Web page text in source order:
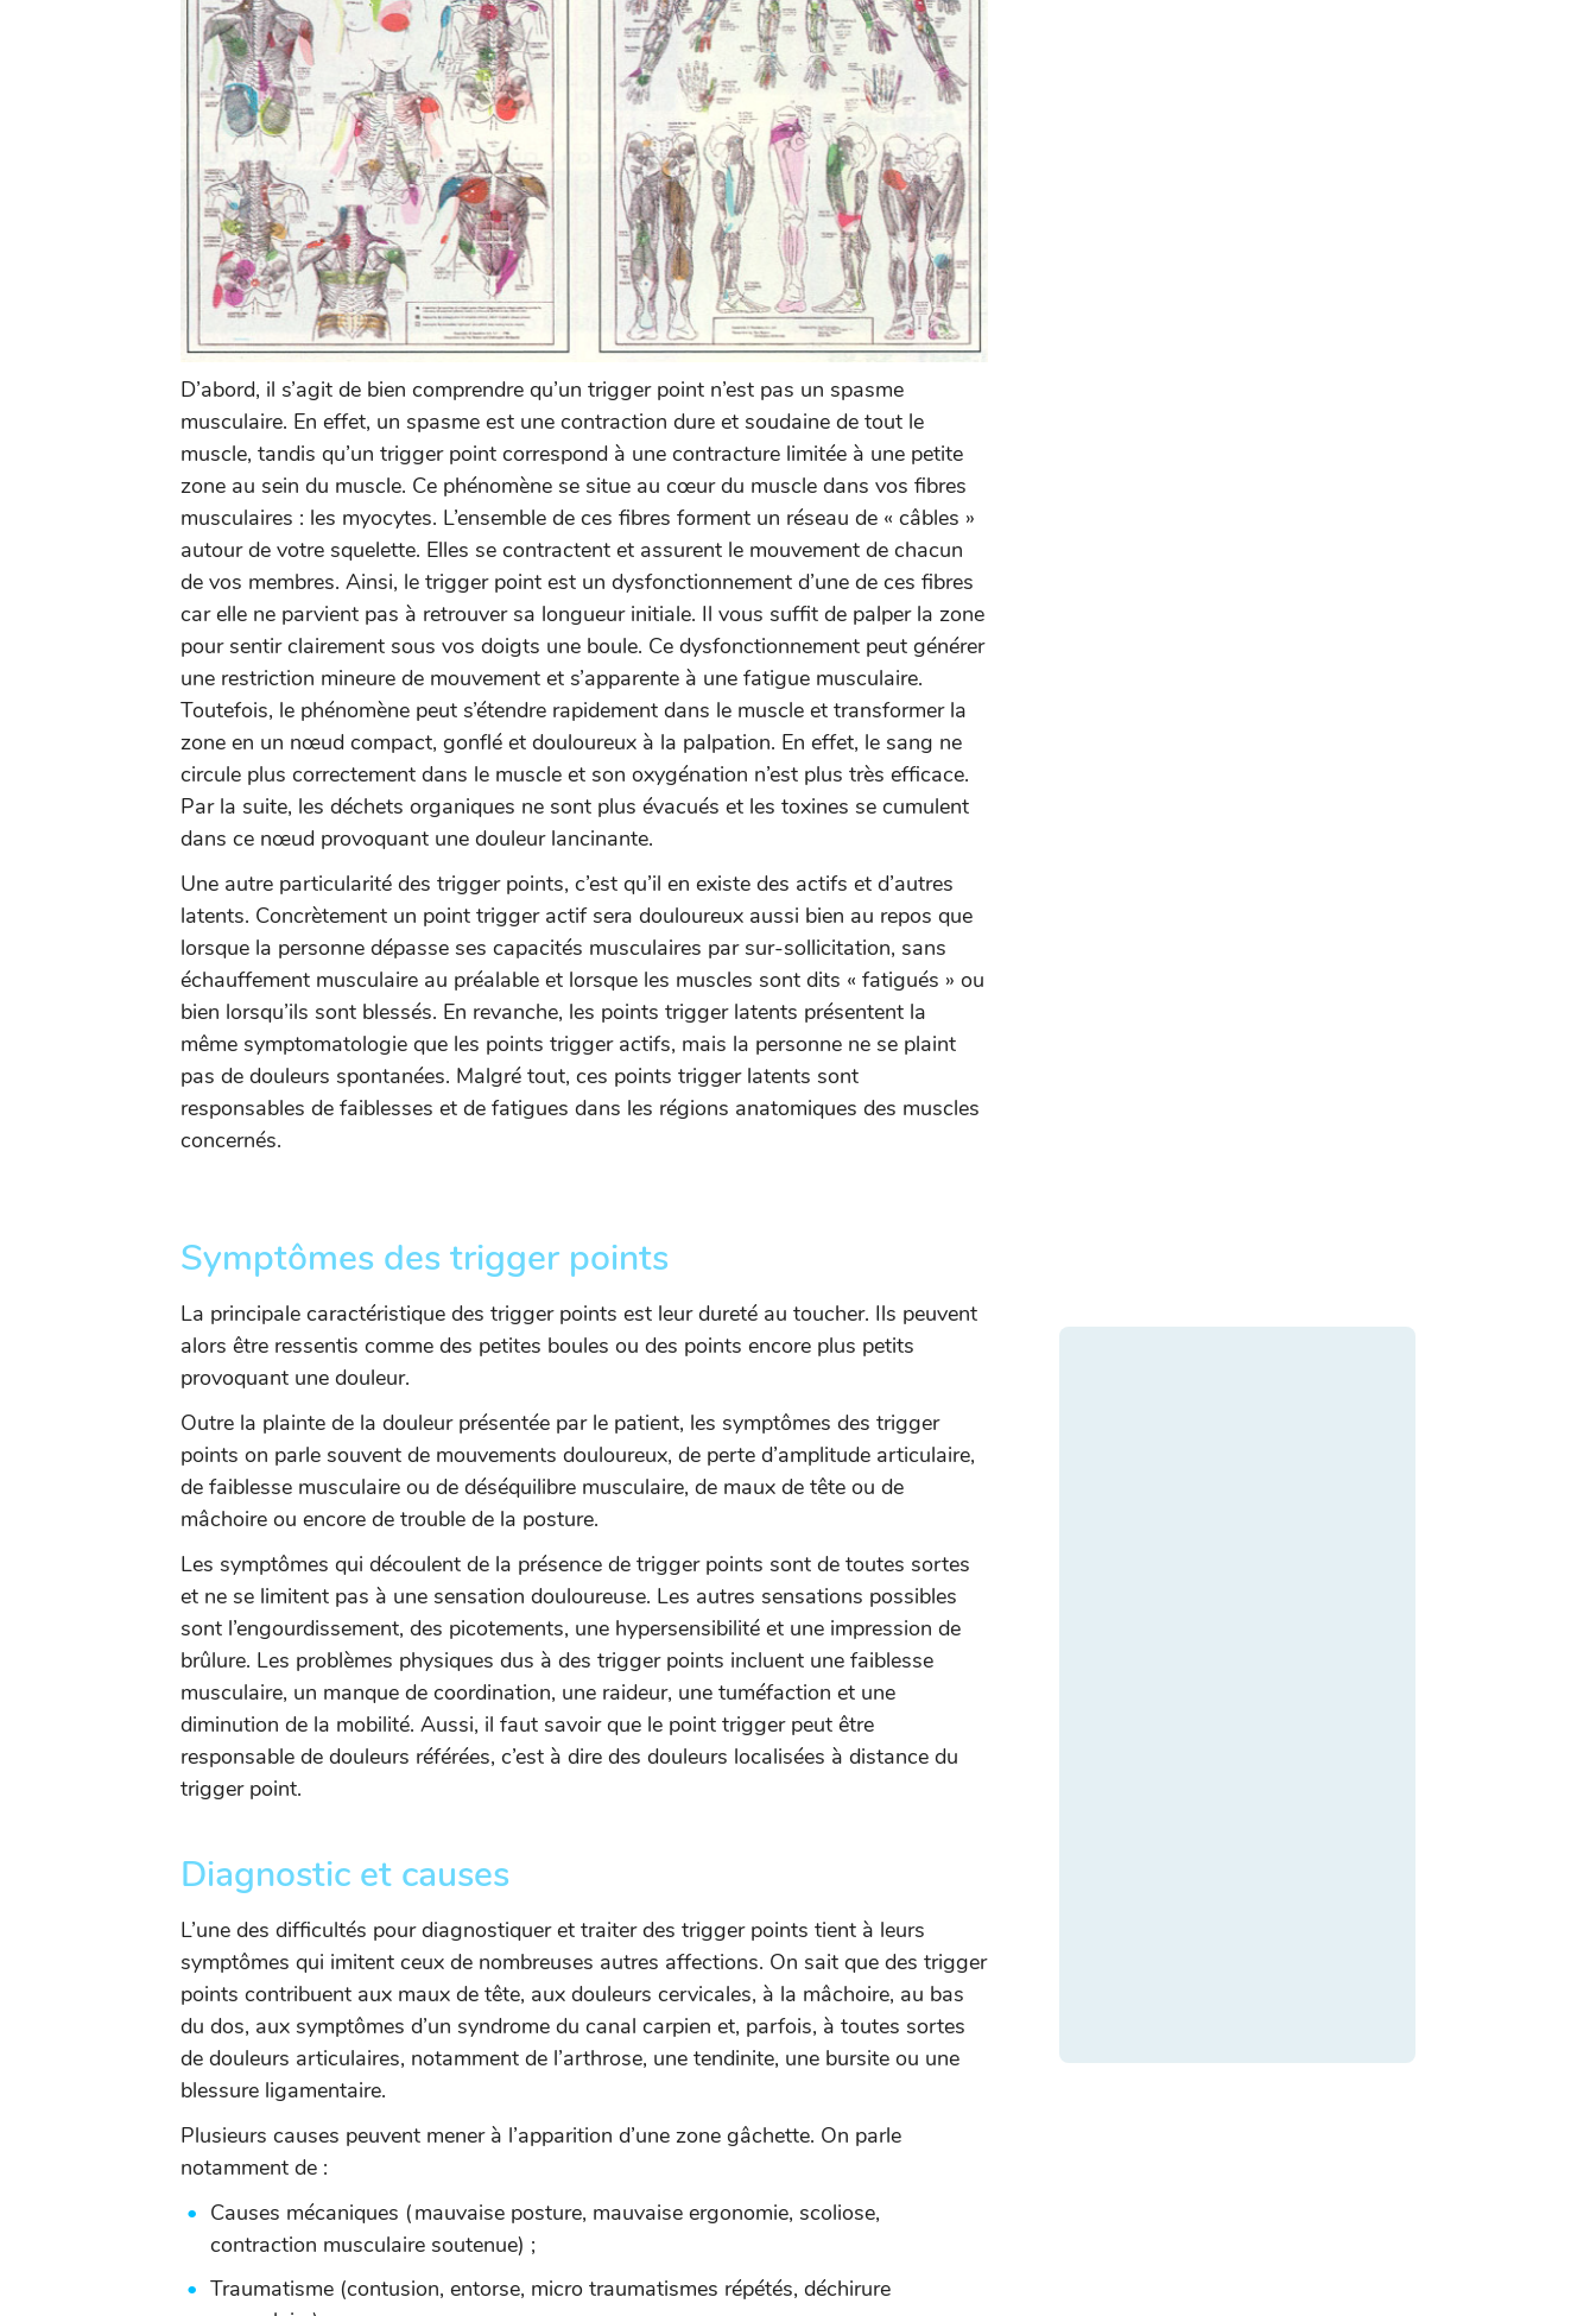
D’abord, il s’agit de bien comprendre qu’un trigger point n’est pas un spasme
musculaire. En effet, un spasme est une contraction dure et soudaine de tout le
muscle, tandis qu’un trigger point correspond à une contracture limitée à une petite
zone au sein du muscle. Ce phénomène se situe au cœur du muscle dans vos fibres
musculaires : les myocytes. L’ensemble de ces fibres forment un réseau de « câbles »
autour de votre squelette. Elles se contractent et assurent le mouvement de chacun
de vos membres. Ainsi, le trigger point est un dysfonctionnement d’une de ces fibres
car elle ne parvient pas à retrouver sa longueur initiale. Il vous suffit de palper la zone
pour sentir clairement sous vos doigts une boule. Ce dysfonctionnement peut générer
une restriction mineure de mouvement et s’apparente à une fatigue musculaire.
Toutefois, le phénomène peut s’étendre rapidement dans le muscle et transformer la
zone en un nœud compact, gonflé et douloureux à la palpation. En effet, le sang ne
circule plus correctement dans le muscle et son oxygénation n’est plus très efficace.
Par la suite, les déchets organiques ne sont plus évacués et les toxines se cumulent
dans ce nœud provoquant une douleur lancinante.
Une autre particularité des trigger points, c’est qu’il en existe des actifs et d’autres
latents. Concrètement un point trigger actif sera douloureux aussi bien au repos que
lorsque la personne dépasse ses capacités musculaires par sur-sollicitation, sans
échauffement musculaire au préalable et lorsque les muscles sont dits « fatigués » ou
bien lorsqu’ils sont blessés. En revanche, les points trigger latents présentent la
même symptomatologie que les points trigger actifs, mais la personne ne se plaint
pas de douleurs spontanées. Malgré tout, ces points trigger latents sont
responsables de faiblesses et de fatigues dans les régions anatomiques des muscles
concernés.
Symptômes des trigger points
La principale caractéristique des trigger points est leur dureté au toucher. Ils peuvent
alors être ressentis comme des petites boules ou des points encore plus petits
provoquant une douleur.
Outre la plainte de la douleur présentée par le patient, les symptômes des trigger
points on parle souvent de mouvements douloureux, de perte d’amplitude articulaire,
de faiblesse musculaire ou de déséquilibre musculaire, de maux de tête ou de
mâchoire ou encore de trouble de la posture.
Les symptômes qui découlent de la présence de trigger points sont de toutes sortes
et ne se limitent pas à une sensation douloureuse. Les autres sensations possibles
sont l’engourdissement, des picotements, une hypersensibilité et une impression de
brûlure. Les problèmes physiques dus à des trigger points incluent une faiblesse
musculaire, un manque de coordination, une raideur, une tuméfaction et une
diminution de la mobilité. Aussi, il faut savoir que le point trigger peut être
responsable de douleurs référées, c’est à dire des douleurs localisées à distance du
trigger point.
Diagnostic et causes
L’une des difficultés pour diagnostiquer et traiter des trigger points tient à leurs
symptômes qui imitent ceux de nombreuses autres affections. On sait que des trigger
points contribuent aux maux de tête, aux douleurs cervicales, à la mâchoire, au bas
du dos, aux symptômes d’un syndrome du canal carpien et, parfois, à toutes sortes
de douleurs articulaires, notamment de l’arthrose, une tendinite, une bursite ou une
blessure ligamentaire.
Plusieurs causes peuvent mener à l’apparition d’une zone gâchette. On parle
notamment de :
Causes mécaniques (mauvaise posture, mauvaise ergonomie, scoliose,
contraction musculaire soutenue) ;
Traumatisme (contusion, entorse, micro traumatismes répétés, déchirure